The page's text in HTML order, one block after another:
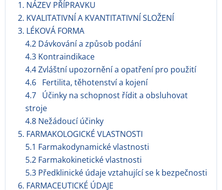
1. NÁZEV PŘÍPRAVKU
2. KVALITATIVNÍ A KVANTITATIVNÍ SLOŽENÍ
3. LÉKOVÁ FORMA
4.2 Dávkování a způsob podání
4.3 Kontraindikace
4.4 Zvláštní upozornění a opatření pro použití
4.6 Fertilita, těhotenství a kojení
4.7 Účinky na schopnost řídit a obsluhovat
stroje
4.8 Nežádoucí účinky
5. FARMAKOLOGICKÉ VLASTNOSTI
5.1 Farmakodynamické vlastnosti
5.2 Farmakokinetické vlastnosti
5.3 Předklinické údaje vztahující se k bezpečnosti
6. FARMACEUTICKÉ ÚDAJE